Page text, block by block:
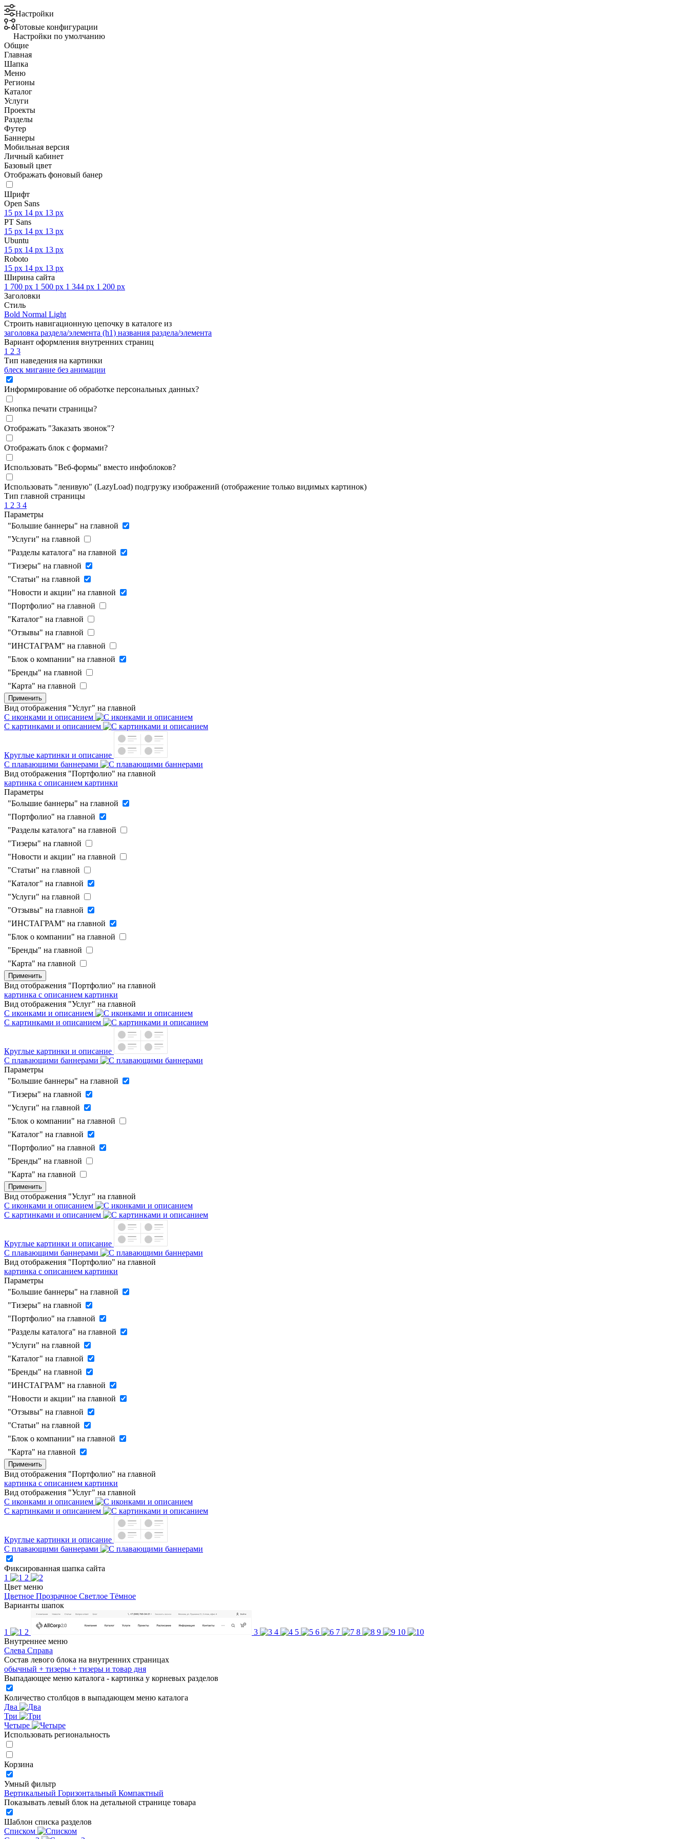
Настройки
Готовые конфигурации
Настройки по умолчанию
Общие
Главная
Шапка
Меню
Регионы
Каталог
Услуги
Проекты
Разделы
Футер
Баннеры
Мобильная версия
Личный кабинет
Базовый цвет
Отображать фоновый банер
Шрифт
Open Sans
15 px 14 px 13 px
PT Sans
15 px 14 px 13 px
Ubuntu
15 px 14 px 13 px
Roboto
15 px 14 px 13 px
Ширина сайта
1 700 px 1 500 px 1 344 px 1 200 px
Заголовки
Стиль
Bold Normal Light
Строить навигационную цепочку в каталоге из
заголовка раздела/элемента (h1) названия раздела/элемента
Вариант оформления внутренних страниц
1 2 3
Тип наведения на картинки
блеск мигание без анимации
Информирование об обработке персональных данных?
Кнопка печати страницы?
Отображать "Заказать звонок"?
Отображать блок с формами?
Использовать "Веб-формы" вместо инфоблоков?
Использовать "ленивую" (LazyLoad) подгрузку изображений (отображение только видимых картинок)
Тип главной страницы
1 2 3 4
Параметры
"Большие баннеры" на главной
"Услуги" на главной
"Разделы каталога" на главной
"Тизеры" на главной
"Статьи" на главной
"Новости и акции" на главной
"Портфолио" на главной
"Каталог" на главной
"Отзывы" на главной
"ИНСТАГРАМ" на главной
"Блок о компании" на главной
"Бренды" на главной
"Карта" на главной
Применить
Вид отображения "Услуг" на главной
С иконками и описанием
С картинками и описанием
Круглые картинки и описание
С плавающими баннерами
Вид отображения "Портфолио" на главной
картинка с описанием картинки
Параметры
"Большие баннеры" на главной
"Портфолио" на главной
"Разделы каталога" на главной
"Тизеры" на главной
"Новости и акции" на главной
"Статьи" на главной
"Каталог" на главной
"Услуги" на главной
"Отзывы" на главной
"ИНСТАГРАМ" на главной
"Блок о компании" на главной
"Бренды" на главной
"Карта" на главной
Применить
Вид отображения "Портфолио" на главной
картинка с описанием картинки
Вид отображения "Услуг" на главной
С иконками и описанием
С картинками и описанием
Круглые картинки и описание
С плавающими баннерами
Параметры
"Большие баннеры" на главной
"Тизеры" на главной
"Услуги" на главной
"Блок о компании" на главной
"Каталог" на главной
"Портфолио" на главной
"Бренды" на главной
"Карта" на главной
Применить
Вид отображения "Услуг" на главной
С иконками и описанием
С картинками и описанием
Круглые картинки и описание
С плавающими баннерами
Вид отображения "Портфолио" на главной
картинка с описанием картинки
Параметры
"Большие баннеры" на главной
"Тизеры" на главной
"Портфолио" на главной
"Разделы каталога" на главной
"Услуги" на главной
"Каталог" на главной
"Бренды" на главной
"ИНСТАГРАМ" на главной
"Новости и акции" на главной
"Отзывы" на главной
"Статьи" на главной
"Блок о компании" на главной
"Карта" на главной
Применить
Вид отображения "Портфолио" на главной
картинка с описанием картинки
Вид отображения "Услуг" на главной
С иконками и описанием
С картинками и описанием
Круглые картинки и описание
С плавающими баннерами
Фиксированная шапка сайта
1
2
Цвет меню
Цветное Прозрачное Светлое Тёмное
Варианты шапок
1 2 3 4 5 6 7 8 9
10
Внутреннее меню
Слева Справа
Состав левого блока на внутренних страницах
обычный + тизеры + тизеры и товар дня
Выпадающее меню каталога - картинка у корневых разделов
Количество столбцов в выпадающем меню каталога
Два
Три
Четыре
Использовать региональность
Корзина
Умный фильтр
Вертикальный Горизонтальный Компактный
Показывать левый блок на детальной странице товара
Шаблон списка разделов
Списком